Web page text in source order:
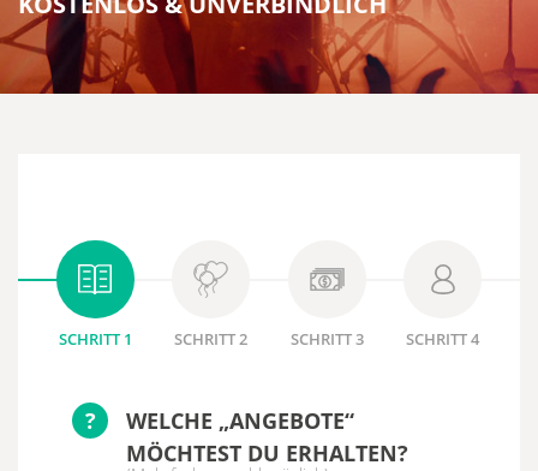
SCHRITT 1 SCHRITT 2 SCHRITT 3 SCHRITT 4
?
WELCHE „ANGEBOTE“
MÖCHTEST DU ERHALTEN?